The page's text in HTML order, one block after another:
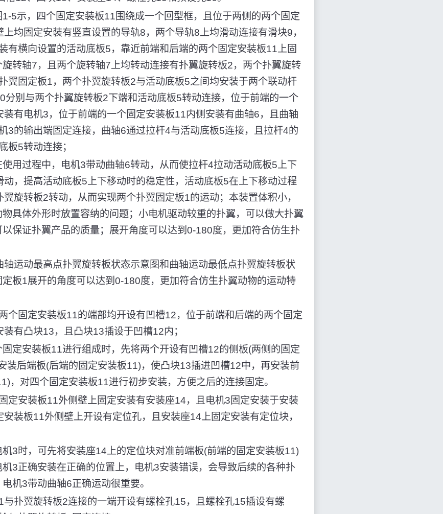
5示，四个固定安装板11围绕成一个回型框，且位于两侧的两个固定
均固定安装有竖直设置的导轨8，两个导轨8上均滑动连接有滑块9，
有横向设置的活动底板5，靠近前端和后端的两个固定安装板11上固
转轴7，且两个旋转轴7上均转动连接有扑翼旋转板2，两个扑翼旋转
翼固定板1，两个扑翼旋转板2与活动底板5之间均安装于两个联动杆
分别与两个扑翼旋转板2下端和活动底板5转动连接，位于前端的一个
装有电机3，位于前端的一个固定安装板11内侧安装有曲轴6，且曲轴
3的输出端固定连接，曲轴6通过拉杆4与活动底板5连接，且拉杆4的
板5转动连接；
用过程中，电机3带动曲轴6转动，从而使拉杆4拉动活动底板5上下
，提高活动底板5上下移动时的稳定性，活动底板5在上下移动过程
旋转板2转动，从而实现两个扑翼固定板1的运动；本装置体积小，
具体外形时放置容纳的问题；小电机驱动较重的扑翼，可以做大扑翼
保证扑翼产品的质量；展开角度可以达到0-180度，更加符合仿生扑
运动最高点扑翼旋转板状态示意图和曲轴运动最低点扑翼旋转板状
板1展开的角度可以达到0-180度，更加符合仿生扑翼动物的运动特
个固定安装板11的端部均开设有凹槽12，位于前端和后端的两个固定
有凸块13，且凸块13插设于凹槽12内；
定安装板11进行组成时，先将两个开设有凹槽12的侧板(两侧的固定
装后端板(后端的固定安装板11)，使凸块13插进凹槽12中，再安装前
，对四个固定安装板11进行初步安装，方便之后的连接固定。
定安装板11外侧壁上固定安装有安装座14，且电机3固定安装于安装
装板11外侧壁上开设有定位孔，且安装座14上固定安装有定位块，
3时，可先将安装座14上的定位块对准前端板(前端的固定安装板11)
3正确安装在正确的位置上，电机3安装错误，会导致后续的各种扑
机3带动曲轴6正确运动很重要。
扑翼旋转板2连接的一端开设有螺栓孔15，且螺栓孔15插设有螺